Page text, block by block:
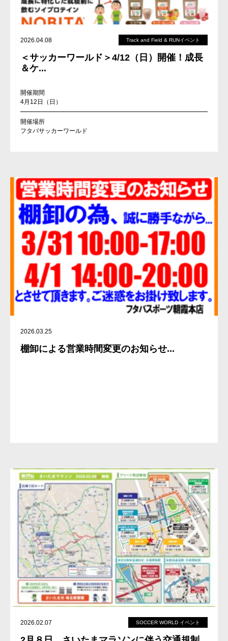
2026.04.08 Track and Field & RUNイベント
＜サッカーワールド＞4/12（日）開催！成長
＆ケ...
開催期間
4月12日（日）
開催場所
フタバサッカーワールド
2026.03.25
棚卸による営業時間変更のお知らせ...
2026.02.07 SOCCER WORLD イベント